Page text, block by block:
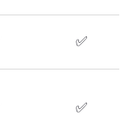
✅
✅